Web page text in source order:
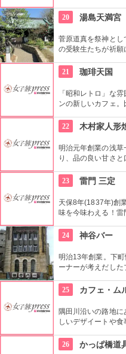
内にあるクイーン
な羽をテーマにした
20 湯島天満宮
菅原道真を祭神とし
の受験生たちが祈願
おり、境内には約
わしい香りを漂わせ
されて賑わいます。
21 珈琲天国
「昭和レトロ」な
ンの新しいカフェ。
ここへ。
22 木村家人形
明治元年創業の浅草
り、品の良い甘さと
ンコの入っていな
て。
23 雷門 三定
天保8年(1837年)創
味を今味わえる！雷
24
神谷バー
明治13年創業。下
ーナーが考えだした
がいい。浅草を観
25 カフェ・ム
隅田川沿いの路地
しいデザイートや食
26
かっぱ橋道